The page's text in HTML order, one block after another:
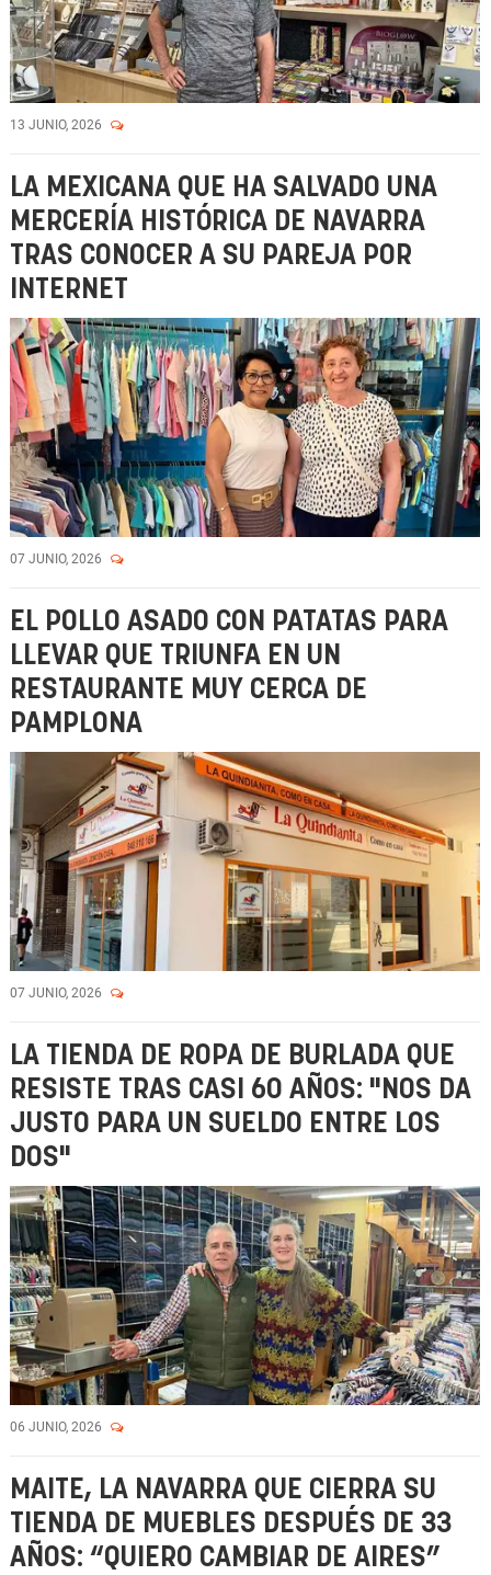
13 JUNIO, 2026
LA MEXICANA QUE HA SALVADO UNA
MERCERÍA HISTÓRICA DE NAVARRA
TRAS CONOCER A SU PAREJA POR
INTERNET
07 JUNIO, 2026
EL POLLO ASADO CON PATATAS PARA
LLEVAR QUE TRIUNFA EN UN
RESTAURANTE MUY CERCA DE
PAMPLONA
07 JUNIO, 2026
LA TIENDA DE ROPA DE BURLADA QUE
RESISTE TRAS CASI 60 AÑOS: "NOS DA
JUSTO PARA UN SUELDO ENTRE LOS
DOS"
06 JUNIO, 2026
MAITE, LA NAVARRA QUE CIERRA SU
TIENDA DE MUEBLES DESPUÉS DE 33
AÑOS: “QUIERO CAMBIAR DE AIRES”